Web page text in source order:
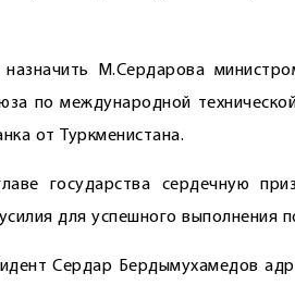
М.Сердарова
по международной
от Туркменистана.
государства сердечную
для успешного выполнения
Сердар Бердымухамедов